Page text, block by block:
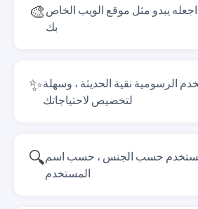
🎨 يبدو مثل موقع الويب الخاص
بك
✨الرسومية نقية الحديثة ، وسهلة
لتخصيص لاحتياجاتك
🔍حسب الجنس ، حسب اسم
المستخدم